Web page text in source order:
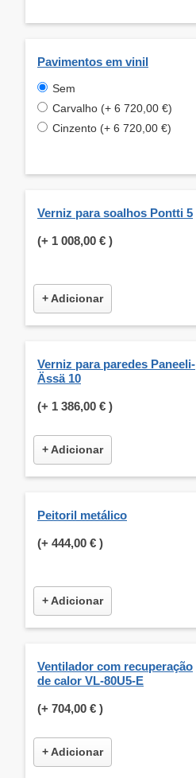
Pavimentos em vinil
Sem
Carvalho (+ 6 720,00 €)
Cinzento (+ 6 720,00 €)
Verniz para soalhos Pontti 5
(+ 1 008,00 € )
+ Adicionar
Verniz para paredes Paneeli-
Ässä 10
(+ 1 386,00 € )
+ Adicionar
Peitoril metálico
(+ 444,00 € )
+ Adicionar
Ventilador com recuperação
de calor VL-80U5-E
(+ 704,00 € )
+ Adicionar